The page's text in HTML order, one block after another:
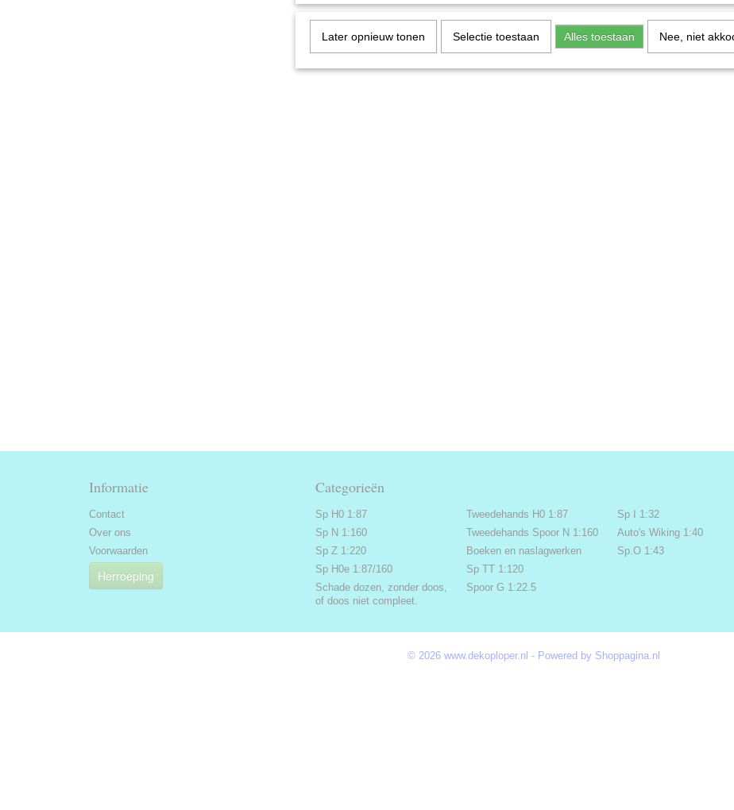
Informatie
Contact
Over ons
Voorwaarden
Herroeping
Categorieën
Sp H0 1:87
Sp N 1:160
Sp Z 1:220
Sp H0e 1:87/160
Schade dozen, zonder doos,
of doos niet compleet.
Tweedehands H0 1:87
Tweedehands Spoor N 1:160
Boeken en naslagwerken
Sp TT 1:120
Spoor G 1:22.5
Sp I 1:32
Auto's Wiking 1:40
Sp.O 1:43
© 2026 www.dekoploper.nl - Powered by Shoppagina.nl
Later opnieuw tonen Selectie toestaan Alles toestaan Nee, niet